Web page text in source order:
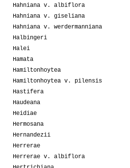
Hahniana v. albiflora
Hahniana v. giseliana
Hahniana v. werdermanniana
Halbingeri
Halei
Hamata
Hamiltonhoytea
Hamiltonhoytea v. pilensis
Hastifera
Haudeana
Heidiae
Hermosana
Hernandezii
Herrerae
Herrerae v. albiflora